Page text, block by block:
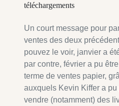
téléchargements
Un court message pour
ventes des deux
pouvez le voir, janvier a
par contre, février a pu
terme de ventes papier,
auxquels Kevin Kiffer a
vendre (notamment) des